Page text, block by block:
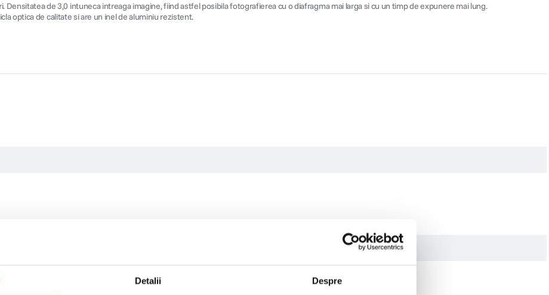
Detalii Despre
de 3,0 intuneca intreaga imagine, fiind astfel posibila fotografierea cu o diafragma mai larga si cu un timp de expunere mai lung.
optica de calitate si are un inel de aluminiu rezistent.